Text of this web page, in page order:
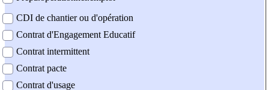
CDI de chantier ou d'opération
Contrat d'Engagement Educatif
Contrat intermittent
Contrat pacte
Contrat d'usage